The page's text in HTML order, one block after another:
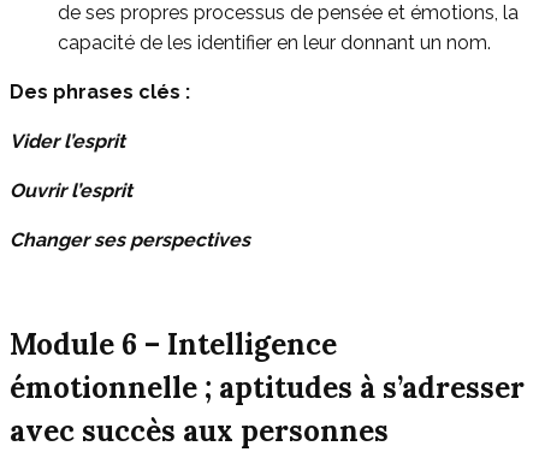
de ses propres processus de pensée et émotions, la
capacité de les identifier en leur donnant un nom.
Des phrases clés :
Vider l’esprit
Ouvrir l’esprit
Changer ses perspectives
Module 6 – Intelligence
émotionnelle ; aptitudes à s’adresser
avec succès aux personnes